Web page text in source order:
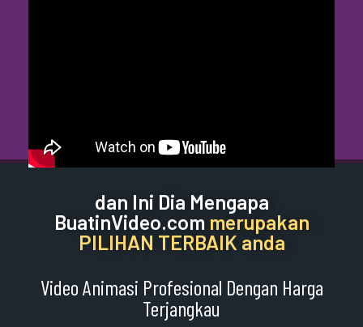
dan Ini Dia Mengapa
BuatinVideo.com merupakan
PILIHAN TERBAIK anda
Video Animasi Profesional Dengan Harga
Terjangkau